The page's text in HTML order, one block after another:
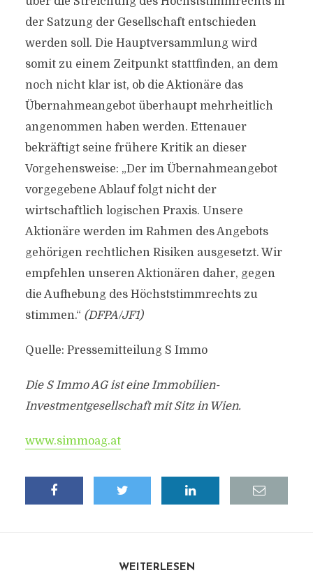
der Satzung der Gesellschaft entschieden
werden soll. Die Hauptversammlung wird
somit zu einem Zeitpunkt stattfinden, an dem
noch nicht klar ist, ob die Aktionäre das
Übernahmeangebot überhaupt mehrheitlich
angenommen haben werden. Ettenauer
bekräftigt seine frühere Kritik an dieser
Vorgehensweise: „Der im Übernahmeangebot
vorgegebene Ablauf folgt nicht der
wirtschaftlich logischen Praxis. Unsere
Aktionäre werden im Rahmen des Angebots
gehörigen rechtlichen Risiken ausgesetzt. Wir
empfehlen unseren Aktionären daher, gegen
die Aufhebung des Höchststimmrechts zu
stimmen.“ (DFPA/JF1)
Quelle: Pressemitteilung S Immo
Die S Immo AG ist eine Immobilien-
Investmentgesellschaft mit Sitz in Wien.
www.simmoag.at
WEITERLESEN